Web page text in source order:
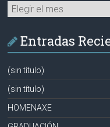
Archivos
Entradas
(sin título)
(sin título)
HOMENAXE